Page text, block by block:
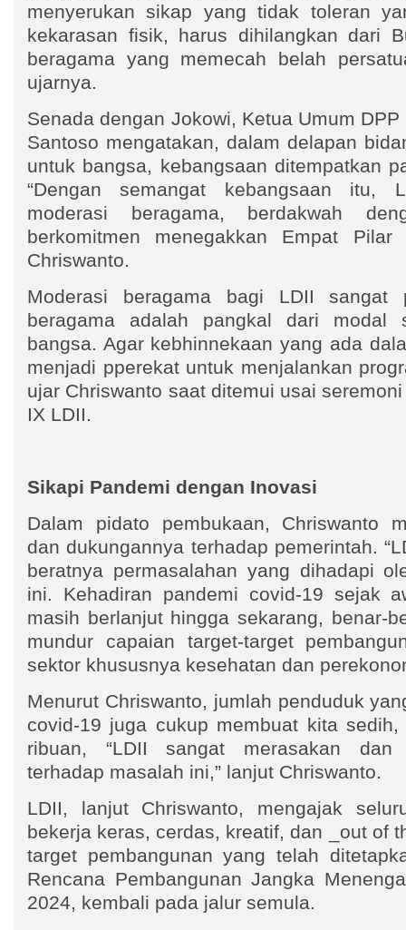
menyerukan sikap yang tidak toleran
kekarasan fisik, harus dihilangkan dari
beragama yang memecah belah
ujarnya.
Senada dengan Jokowi, Ketua Umum
Santoso mengatakan, dalam delapan
untuk bangsa, kebangsaan ditempatkan
“Dengan semangat kebangsaan itu,
moderasi beragama, berdakwah
berkomitmen menegakkan Empat Pilar
Chriswanto.
Moderasi beragama bagi LDII sangat
beragama adalah pangkal dari modal
bangsa. Agar kebhinnekaan yang ada
menjadi pperekat untuk menjalankan
ujar Chriswanto saat ditemui usai
IX LDII.
Sikapi Pandemi dengan Inovasi
Dalam pidato pembukaan, Chriswanto
dan dukungannya terhadap pemerintah.
beratnya permasalahan yang dihadapi
ini. Kehadiran pandemi covid-19 sejak
masih berlanjut hingga sekarang, benar-
mundur capaian target-target
sektor khususnya kesehatan dan
Menurut Chriswanto, jumlah penduduk
covid-19 juga cukup membuat kita
ribuan, “LDII sangat merasakan dan
terhadap masalah ini,” lanjut Chriswanto.
LDII, lanjut Chriswanto, mengajak
bekerja keras, cerdas, kreatif, dan _out of
target pembangunan yang telah
Rencana Pembangunan Jangka
2024, kembali pada jalur semula.